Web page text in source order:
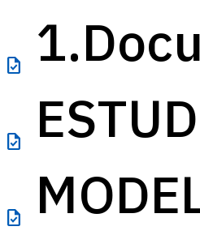
task
task
task